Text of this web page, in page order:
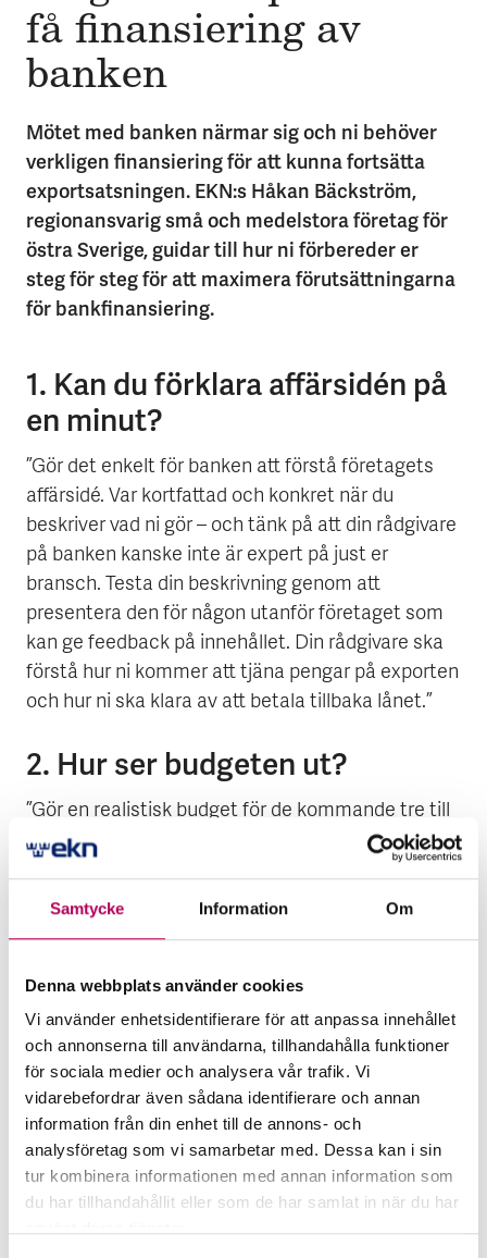
Samtycke Information Om
Denna webbplats använder cookies
Vi använder enhetsidentifierare för att anpassa innehållet
och annonserna till användarna, tillhandahålla funktioner
för sociala medier och analysera vår trafik. Vi
vidarebefordrar även sådana identifierare och annan
information från din enhet till de annons- och
analysföretag som vi samarbetar med. Dessa kan i sin
tur kombinera informationen med annan information som
du har tillhandahållit eller som de har samlat in när du har
få finansiering av
banken
Mötet med banken närmar sig och ni behöver
verkligen finansiering för att kunna fortsätta
exportsatsningen. EKN:s Håkan Bäckström,
regionansvarig små och medelstora företag för
östra Sverige, guidar till hur ni förbereder er
steg för steg för att maximera förutsättningarna
för bankfinansiering.
1. Kan du förklara affärsidén på
en minut?
”Gör det enkelt för banken att förstå företagets
affärsidé. Var kortfattad och konkret när du
beskriver vad ni gör – och tänk på att din rådgivare
på banken kanske inte är expert på just er
bransch. Testa din beskrivning genom att
presentera den för någon utanför företaget som
kan ge feedback på innehållet. Din rådgivare ska
förstå hur ni kommer att tjäna pengar på exporten
och hur ni ska klara av att betala tillbaka lånet.”
2. Hur ser budgeten ut?
”Gör en realistisk budget för de kommande tre till
fem åren. Undvik glädjekalkyler men ta gärna fram
ett ”best case” och ett ”worst case” scenario. Det
visar att du tänkt igenom situationen ordentligt
visar flödet av pengar in och ut ur företaget. När
på året sker försäljningar och när får ni betalt?”
3. Vem är du?
”En förutsättning för att få banklån är att banken
känner förtroende för dig som person. Du – och
ditt team på företaget – är en viktig komponent
för framtida framgångar. Vilken bakgrund har ni,